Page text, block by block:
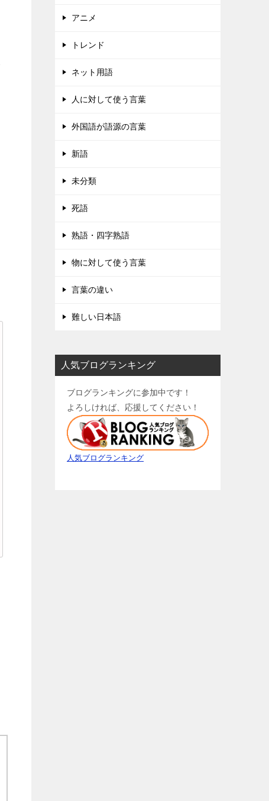
アニメ
トレンド
ネット用語
人に対して使う言葉
外国語が語源の言葉
新語
未分類
死語
熟語・四字熟語
物に対して使う言葉
言葉の違い
難しい日本語
人気ブログランキング
ブログランキングに参加中です！
よろしければ、応援してください！
人気ブログランキング